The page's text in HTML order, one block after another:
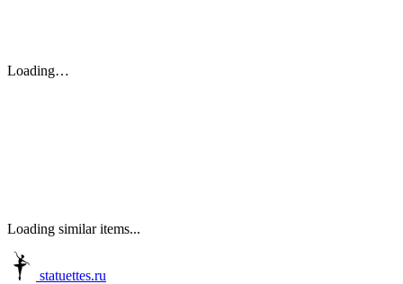
Loading…
Loading similar items...
statuettes.ru